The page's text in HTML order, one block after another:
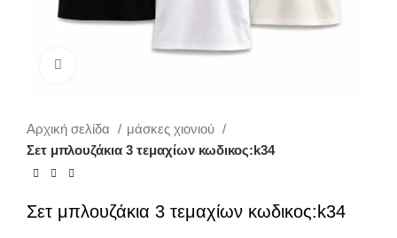
Αρχική σελίδα
μάσκες χιονιού
Σετ μπλουζάκια 3 τεμαχίων κωδικος:k34
Σετ μπλουζάκια 3 τεμαχίων κωδικος:k34